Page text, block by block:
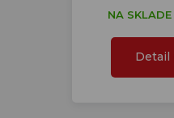
NA
Detail